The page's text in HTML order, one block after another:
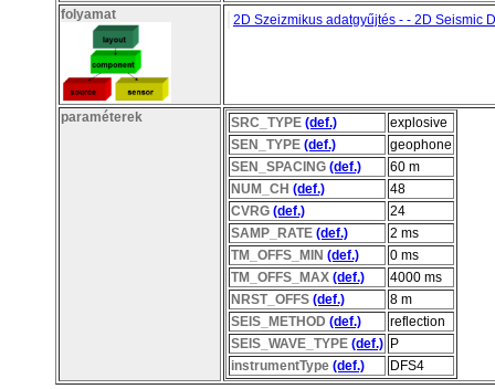
folyamat 2D Szeizmikus adatgyűjtés - - 2D Seismic
paraméterek SRC_TYPE (def.)
explosive
SEN_TYPE (def.)
geophone
SEN_SPACING (def.)
60 m
NUM_CH (def.)
48
CVRG (def.)
24
SAMP_RATE (def.)
2 ms
TM_OFFS_MIN (def.)
0 ms
TM_OFFS_MAX (def.)
4000 ms
NRST_OFFS (def.)
8 m
SEIS_METHOD (def.)
reflection
SEIS_WAVE_TYPE (def.) P
instrumentType (def.) DFS4